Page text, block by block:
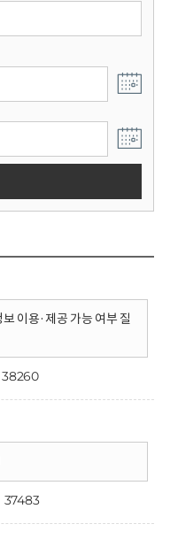
이용·제공 가능 여부 질
38260
37483